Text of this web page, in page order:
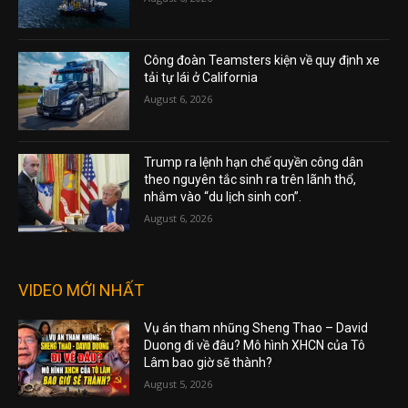
Công đoàn Teamsters kiện về quy định xe
tải tự lái ở California
August 6, 2026
Trump ra lệnh hạn chế quyền công dân
theo nguyên tắc sinh ra trên lãnh thổ,
nhắm vào “du lịch sinh con”.
August 6, 2026
VIDEO MỚI NHẤT
Vụ án tham nhũng Sheng Thao – David
Duong đi về đâu? Mô hình XHCN của Tô
Lâm bao giờ sẽ thành?
August 5, 2026